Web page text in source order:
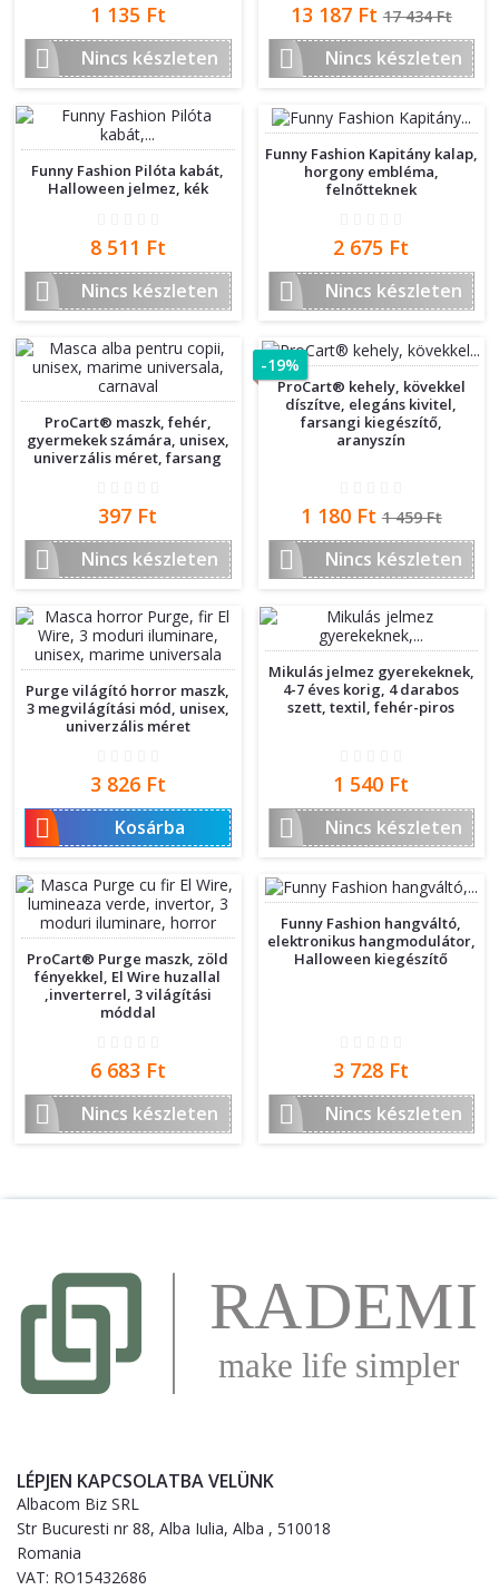
Ár
1 135 Ft
 Nincs készleten
Ár
13 187 Ft Normál
ár
17 434 Ft
 Nincs készleten
Funny Fashion Pilóta kabát,
Halloween jelmez, kék
Ár
8 511 Ft
 Nincs készleten
Funny Fashion Kapitány kalap,
horgony embléma,
felnőtteknek
Ár
2 675 Ft
 Nincs készleten
ProCart® maszk, fehér,
gyermekek számára, unisex,
univerzális méret, farsang
Ár
397 Ft
 Nincs készleten
ProCart® kehely, kövekkel
díszítve, elegáns kivitel,
farsangi kiegészítő,
aranyszín
Ár
1 180 Ft Normál
ár
1 459 Ft
 Nincs készleten
-19%
Purge világító horror maszk,
3 megvilágítási mód, unisex,
univerzális méret
Ár
3 826 Ft
 Kosárba
Mikulás jelmez gyerekeknek,
4-7 éves korig, 4 darabos
szett, textil, fehér-piros
Ár
1 540 Ft
 Nincs készleten
ProCart® Purge maszk, zöld
fényekkel, El Wire huzallal
,inverterrel, 3 világítási
móddal
Ár
6 683 Ft
 Nincs készleten
Funny Fashion hangváltó,
elektronikus hangmodulátor,
Halloween kiegészítő
Ár
3 728 Ft
 Nincs készleten
LÉPJEN KAPCSOLATBA VELÜNK
Albacom Biz SRL
Str Bucuresti nr 88, Alba Iulia, Alba , 510018
Romania
VAT: RO15432686